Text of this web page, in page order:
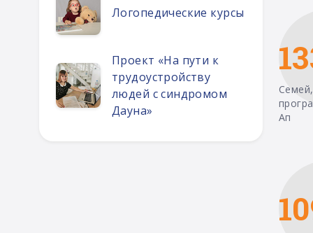
Логопедические курсы
Проект «На пути к
трудоустройству
людей с синдромом
Дауна»
Ап